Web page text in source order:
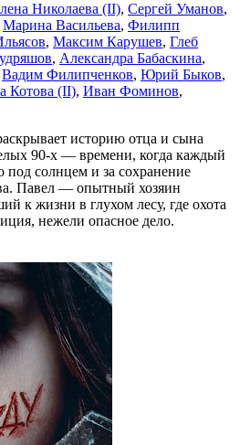
Николаева (II), Сергей Уманов,
Марина Васильева, Филипп
, Максим Карушев, Глеб
, Александра Бабаскина,
Вадим Филипченков, Юрий Быков,
Котова (II), Иван Фоминов,
историю отца и сына
90-х — времени, когда каждый
под солнцем и за сохранение
Павел — опытный хозяин
к жизни в глухом лесу, где охота
нежели опасное дело.